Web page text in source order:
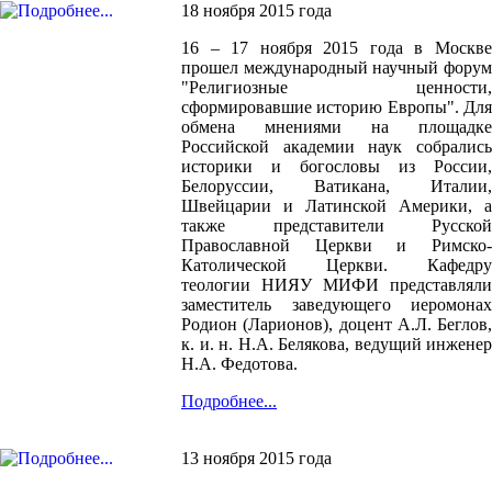
18 ноября 2015 года
16 – 17 ноября 2015 года в Москве
прошел международный научный форум
"Религиозные ценности,
сформировавшие историю Европы". Для
обмена мнениями на площадке
Российской академии наук собрались
историки и богословы из России,
Белоруссии, Ватикана, Италии,
Швейцарии и Латинской Америки, а
также представители Русской
Православной Церкви и Римско-
Католической Церкви. Кафедру
теологии НИЯУ МИФИ представляли
заместитель заведующего иеромонах
Родион (Ларионов), доцент А.Л. Беглов,
к. и. н. Н.А. Белякова, ведущий инженер
Н.А. Федотова.
Подробнее...
13 ноября 2015 года